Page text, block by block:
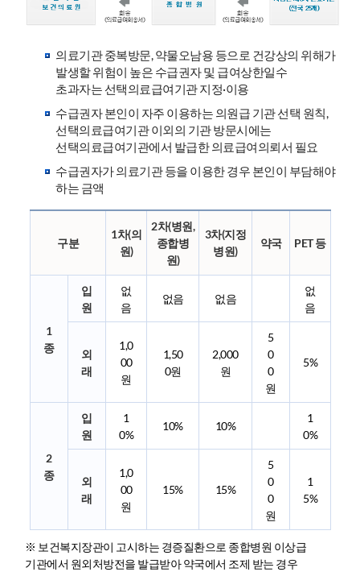
의료기관 중복방문, 약물오남용 등으로 건강상의 위해가
발생할 위험이 높은 수급권자 및 급여상한일수
초과자는 선택의료급여기관 지정·이용
수급권자 본인이 자주 이용하는 의원급 기관 선택 원칙,
선택의료급여기관 이외의 기관 방문시에는
선택의료급여기관에서 발급한 의료급여의뢰서 필요
수급권자가 의료기관 등을 이용한 경우 본인이 부담해야
하는 금액
구분
1차(의
원)
2차(병원,
종합병
원)
3차(지정
병원)
약국 PET 등
1
종
입
원
없
음
없음 없음
없
음
외
래
1,0
00
원
1,50
0원
2,000
원
5
0
0
원
5%
2
종
입
원
1
0%
10% 10%
1
0%
외
래
1,0
00
원
15% 15%
5
0
0
원
1
5%
※ 보건복지장관이 고시하는 경증질환으로 종합병원 이상급
기관에서 원외처방전을 발급받아 약국에서 조제 받는 경우